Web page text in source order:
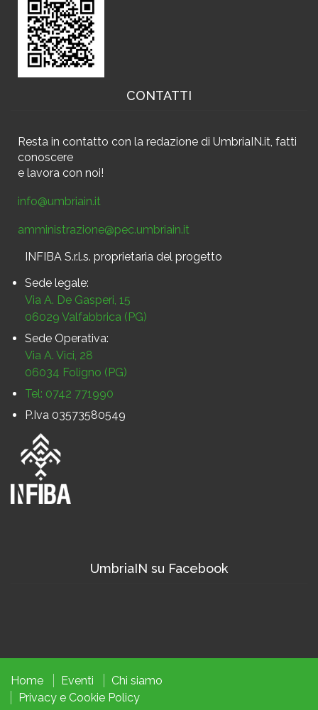
CONTATTI
Resta in contatto con la redazione di UmbriaIN.it, fatti
conoscere
e lavora con noi!
info@umbriain.it
amministrazione@pec.umbriain.it
INFIBA S.r.l.s. proprietaria del progetto
Sede legale:
Via A. De Gasperi, 15
06029 Valfabbrica (PG)
Sede Operativa:
Via A. Vici, 28
06034 Foligno (PG)
Tel: 0742 771990
P.Iva 03573580549
UmbriaIN su Facebook
Home Eventi
Chi siamo
Privacy e Cookie Policy